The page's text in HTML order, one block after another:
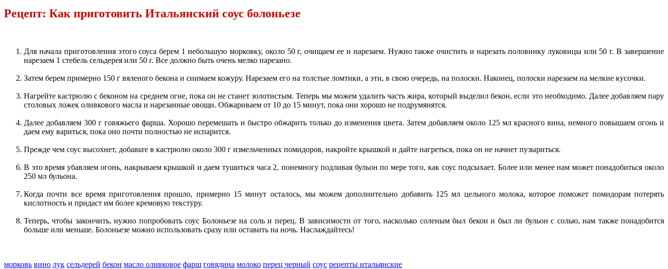
Рецепт: Как приготовить Итальянский соус болоньезе
Для начала приготовления этого соуса берем 1 небольшую морковку, около 50 г, очищаем ее и нарезаем. Нужно также очистить и нарезать половинку луковицы или 50 г. В завершение
нарезаем 1 стебель сельдерея или 50 г. Все должно быть очень мелко нарезано.
Затем берем примерно 150 г вяленого бекона и снимаем кожуру. Нарезаем его на толстые ломтики, а эти, в свою очередь, на полоски. Наконец, полоски нарезаем на мелкие кусочки.
Нагрейте кастрюлю с беконом на среднем огне, пока он не станет золотистым. Теперь мы можем удалить часть жира, который выделил бекон, если это необходимо. Далее добавляем пару
столовых ложек оливкового масла и нарезанные овощи. Обжариваем от 10 до 15 минут, пока они хорошо не подрумянятся.
Далее добавляем 300 г говяжьего фарша. Хорошо перемешать и быстро обжарить только до изменения цвета. Затем добавляем около 125 мл красного вина, немного повышаем огонь и
даем ему вариться, пока оно почти полностью не испарится.
Прежде чем соус высохнет, добавьте в кастрюлю около 300 г измельченных помидоров, накройте крышкой и дайте нагреться, пока он не начнет пузыриться.
В это время убавляем огонь, накрываем крышкой и даем тушиться часа 2, понемногу подливая бульон по мере того, как соус подсыхает. Более или менее нам может понадобиться около
250 мл бульона.
Когда почти все время приготовления прошло, примерно 15 минут осталось, мы можем дополнительно добавить 125 мл цельного молока, которое поможет помидорам потерять
кислотность и придаст им более кремовую текстуру.
Теперь, чтобы закончить, нужно попробовать соус Болоньезе на соль и перец. В зависимости от того, насколько соленым был бекон и был ли бульон с солью, нам также понадобится
больше или меньше. Болоньезе можно использовать сразу или оставить на ночь. Наслаждайтесь!
морковь вино лук сельдерей бекон масло оливковое фарш говядина молоко перец черный соус рецепты итальянские